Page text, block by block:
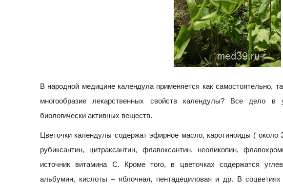
В народной медицине календула применяется как самостоятельно,
многообразие лекарственных свойств календулы? Все дело в
биологически активных веществ.
Цветочки календулы содержат эфирное масло, каротиноиды ( около
рубиксантин, цитраксантин, флавоксантин, неоликопин,
источник витамина С. Кроме того, в цветочках содержатся
альбумин, кислоты – яблочная, пентадециловая и др. В